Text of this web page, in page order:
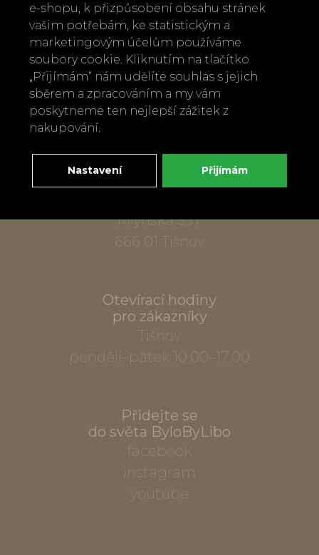
Zavolejte nám
+420 737 886 915
Napište nám
info@bylobylibo.cz
Setkejme se:
Mlýnská 337
666 01 Tišnov
Otevírací hodiny
pro zákazníky
Tišnov
pondělí–pátek 10.00–17.00
Přidejte se
do světa ByloByLibo
facebook
instagram
youtube
e-shopu, k přizpůsobení obsahu stránek
vašim potřebám, ke statistickým a
marketingovým účelům používáme
soubory cookie. Kliknutím na tlačítko
„Přijímám“ nám udělíte souhlas s jejich
sběrem a zpracováním a my vám
poskytneme ten nejlepší zážitek z
nakupování.
Nastavení Přijímám